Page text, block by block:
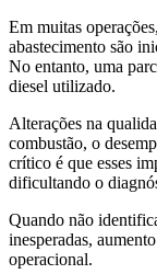
Em muitas
abastecimento são
No entanto, uma
diesel utilizado.
Alterações na
combustão, o
crítico é que esses
dificultando o
Quando não
inesperadas,
operacional.